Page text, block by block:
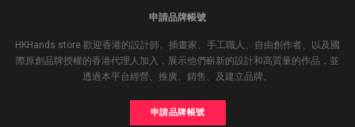
申請品牌帳號
HKHands store 歡迎香港的設計師、插畫家、手工職人、自由創作者、以及國
際原創品牌授權的香港代理人加入，展示他們嶄新的設計和高質量的作品，並
透過本平台經營、推廣、銷售、及建立品牌。
申請品牌帳號